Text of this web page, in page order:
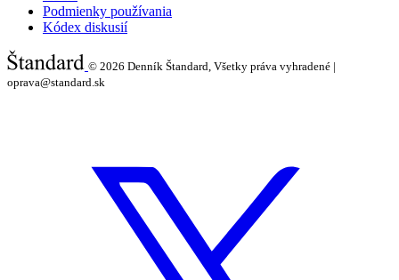
Podmienky používania
Kódex diskusií
© 2026 Denník Štandard, Všetky práva vyhradené |
oprava@standard.sk